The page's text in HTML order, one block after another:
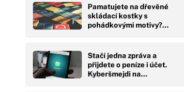
Pamatujete na dřevěné
skládací kostky s
pohádkovými motivy?…
Stačí jedna zpráva a
přijdete o peníze i účet.
Kyberšmejdi na…